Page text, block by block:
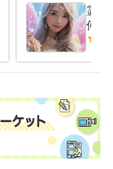
霊感
何枚
あな